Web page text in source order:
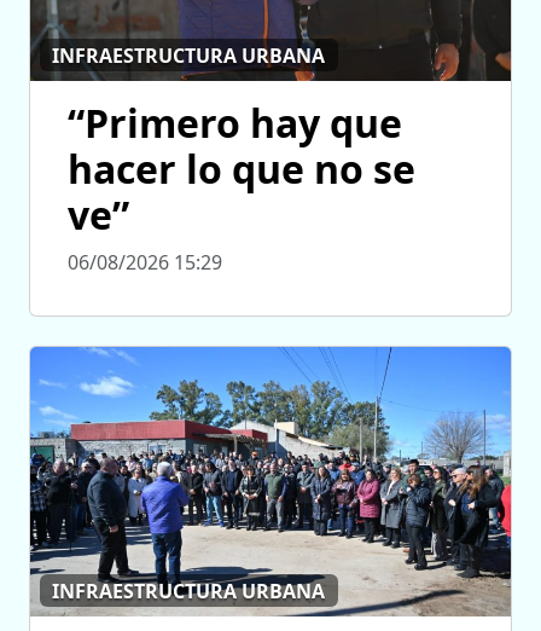
INFRAESTRUCTURA URBANA
“Primero hay que
hacer lo que no se
ve”
06/08/2026 15:29
INFRAESTRUCTURA URBANA